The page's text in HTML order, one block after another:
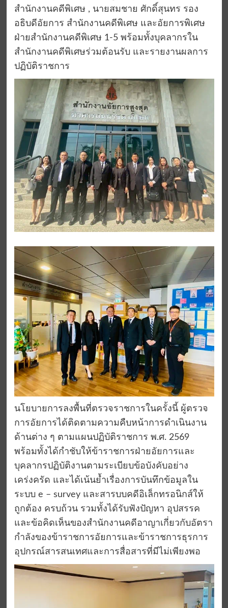
สำนักงานคดีพิเศษ , นายสมชาย ศักดิ์สุนทร รอง
อธิบดีอัยการ สำนักงานคดีพิเศษ และอัยการพิเศษ
ฝ่ายสำนักงานคดีพิเศษ 1-5 พร้อมทั้งบุคลากรใน
สำนักงานคดีพิเศษร่วมต้อนรับ และรายงานผลการ
ปฏิบัติราชการ
นโยบายการลงพื้นที่ตรวจราชการในครั้งนี้ ผู้ตรวจ
การอัยการได้ติดตามความคืบหน้าการดำเนินงาน
ด้านต่าง ๆ ตามแผนปฏิบัติราชการ พ.ศ. 2569
พร้อมทั้งได้กำชับให้ข้าราชการฝ่ายอัยการและ
บุคลากรปฏิบัติงานตามระเบียบข้อบังคับอย่าง
เคร่งครัด และได้เน้นย้ำเรื่องการบันทึกข้อมูลใน
ระบบ e – survey และสารบบคดีอิเล็กทรอนิกส์ให้
ถูกต้อง ครบถ้วน รวมทั้งได้รับฟังปัญหา อุปสรรค
และข้อคิดเห็นของสำนักงานคดีอาญาเกี่ยวกับอัตรา
กำลังของข้าราชการอัยการและข้าราชการธุรการ
อุปกรณ์สารสนเทศและการสื่อสารที่มีไม่เพียงพอ